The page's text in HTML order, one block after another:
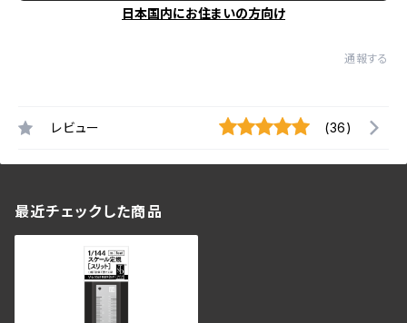
日本国内にお住まいの方向け
通報する
レビュー (36)
最近チェックした商品